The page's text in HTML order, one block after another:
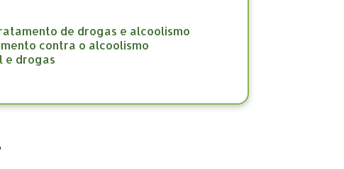
de drogas e alcoolismo
contra o alcoolismo
e drogas